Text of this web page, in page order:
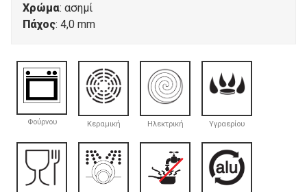
Χρώμα: ασημί
Πάχος: 4,0 mm
Φούρνου Κεραμική Ηλεκτρική Υγραερίου